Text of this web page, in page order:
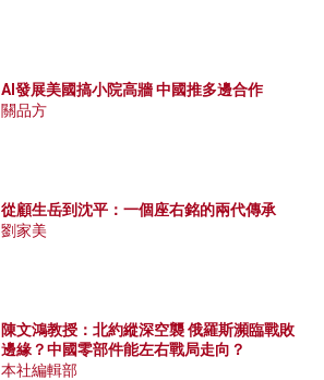
AI發展美國搞小院高牆 中國推多邊合作
關品方
從顧生岳到沈平：一個座右銘的兩代傳承
劉家美
陳文鴻教授：北約縱深空襲 俄羅斯瀕臨戰敗
邊緣？中國零部件能左右戰局走向？
本社編輯部